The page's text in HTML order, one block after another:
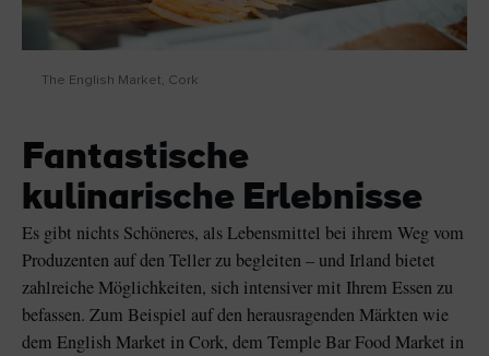
The English Market, Cork
Fantastische
kulinarische Erlebnisse
Es gibt nichts Schöneres, als Lebensmittel bei ihrem Weg vom
Produzenten auf den Teller zu begleiten – und Irland bietet
zahlreiche Möglichkeiten, sich intensiver mit Ihrem Essen zu
befassen. Zum Beispiel auf den herausragenden Märkten wie
dem English Market in Cork, dem Temple Bar Food Market in